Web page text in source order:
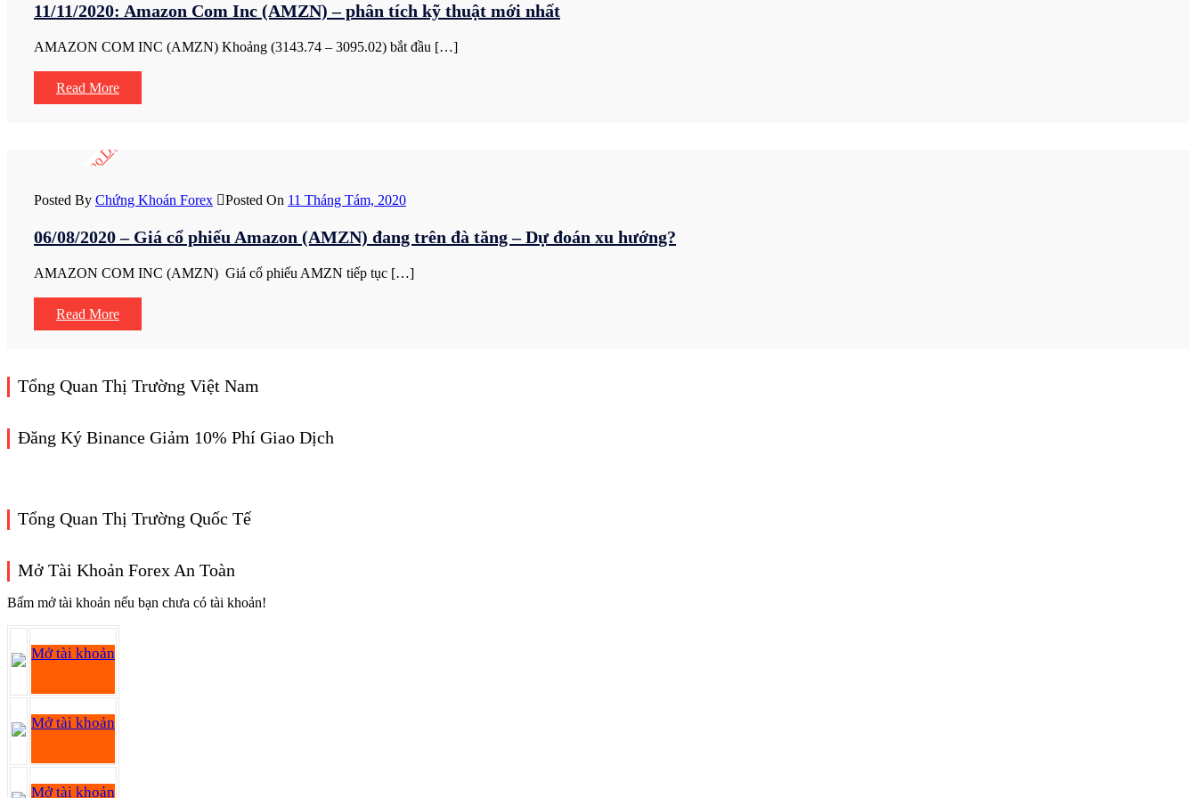
11/11/2020: Amazon Com Inc (AMZN) – phân tích kỹ thuật mới nhất
AMAZON COM INC (AMZN) Khoảng (3143.74 – 3095.02) bắt đầu […]
Read More
Chiến Lược Giao Dịch
Posted By Chứng Khoán Forex Posted On 11 Tháng Tám, 2020
06/08/2020 – Giá cổ phiếu Amazon (AMZN) đang trên đà tăng – Dự đoán xu hướng?
AMAZON COM INC (AMZN) Giá cổ phiếu AMZN tiếp tục […]
Read More
Tổng Quan Thị Trường Việt Nam
Đăng Ký Binance Giảm 10% Phí Giao Dịch
Tổng Quan Thị Trường Quốc Tế
Mở Tài Khoản Forex An Toàn
Bấm mở tài khoản nếu bạn chưa có tài khoản!
Mở tài khoản
Mở tài khoản
Mở tài khoản